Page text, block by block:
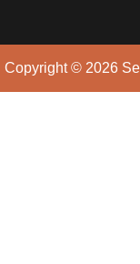
Copyright © 2026